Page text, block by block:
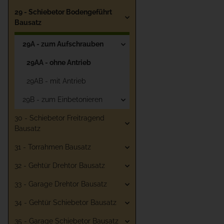
29 - Schiebetor Bodengeführt
Bausatz
29A - zum Aufschrauben
29AA - ohne Antrieb
29AB - mit Antrieb
29B - zum Einbetonieren
30 - Schiebetor Freitragend
Bausatz
31 - Torrahmen Bausatz
32 - Gehtür Drehtor Bausatz
33 - Garage Drehtor Bausatz
34 - Gehtür Schiebetor Bausatz
35 - Garage Schiebetor Bausatz